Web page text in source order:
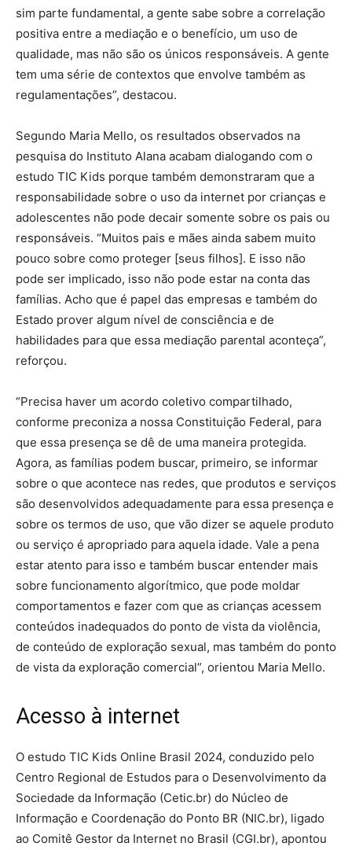
sim parte fundamental, a gente sabe sobre a correlação
positiva entre a mediação e o benefício, um uso de
qualidade, mas não são os únicos responsáveis. A gente
tem uma série de contextos que envolve também as
regulamentações”, destacou.
Segundo Maria Mello, os resultados observados na
pesquisa do Instituto Alana acabam dialogando com o
estudo TIC Kids porque também demonstraram que a
responsabilidade sobre o uso da internet por crianças e
adolescentes não pode decair somente sobre os pais ou
responsáveis. “Muitos pais e mães ainda sabem muito
pouco sobre como proteger [seus filhos]. E isso não
pode ser implicado, isso não pode estar na conta das
famílias. Acho que é papel das empresas e também do
Estado prover algum nível de consciência e de
habilidades para que essa mediação parental aconteça”,
reforçou.
“Precisa haver um acordo coletivo compartilhado,
conforme preconiza a nossa Constituição Federal, para
que essa presença se dê de uma maneira protegida.
Agora, as famílias podem buscar, primeiro, se informar
sobre o que acontece nas redes, que produtos e serviços
são desenvolvidos adequadamente para essa presença e
sobre os termos de uso, que vão dizer se aquele produto
ou serviço é apropriado para aquela idade. Vale a pena
estar atento para isso e também buscar entender mais
sobre funcionamento algorítmico, que pode moldar
comportamentos e fazer com que as crianças acessem
conteúdos inadequados do ponto de vista da violência,
de conteúdo de exploração sexual, mas também do ponto
de vista da exploração comercial”, orientou Maria Mello.
Acesso à internet
O estudo TIC Kids Online Brasil 2024, conduzido pelo
Centro Regional de Estudos para o Desenvolvimento da
Sociedade da Informação (Cetic.br) do Núcleo de
Informação e Coordenação do Ponto BR (NIC.br), ligado
ao Comitê Gestor da Internet no Brasil (CGI.br), apontou